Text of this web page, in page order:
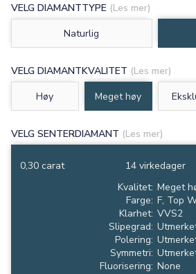
VELG DIAMANTTYPE (Les mer)
Naturlig
VELG DIAMANTKVALITET (Les mer)
Høy
Meget høy
VELG SENTERDIAMANT (Les mer)
0,30 carat
14 virkedager
Kvalitet: Meget
Farge: F, Top
Klarhet: VVS2
Slipegrad:
Polering:
Symmetri:
Fluorisering: None